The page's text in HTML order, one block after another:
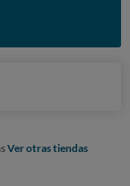
Ver otras tiendas